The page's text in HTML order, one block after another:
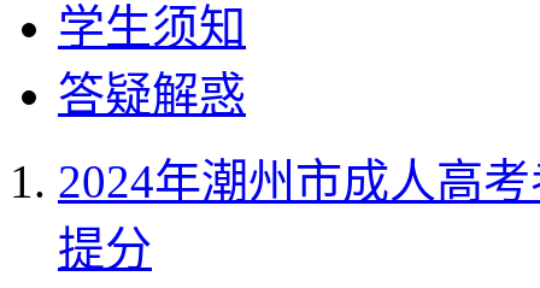
学生须知
答疑解惑
2024年潮州市成人高
提分